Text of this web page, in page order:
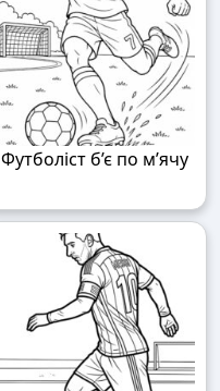
Футболіст б’є по м’ячу